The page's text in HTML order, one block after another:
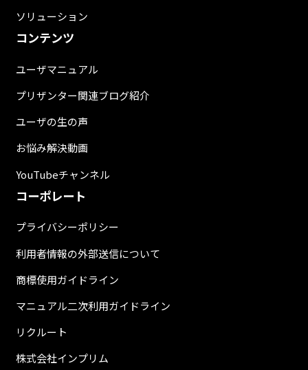
ソリューション
コンテンツ
ユーザマニュアル
プリザンター関連ブログ紹介
ユーザの生の声
お悩み解決動画
YouTubeチャンネル
コーポレート
プライバシーポリシー
利用者情報の外部送信について
商標使用ガイドライン
マニュアル二次利用ガイドライン
リクルート
株式会社インプリム